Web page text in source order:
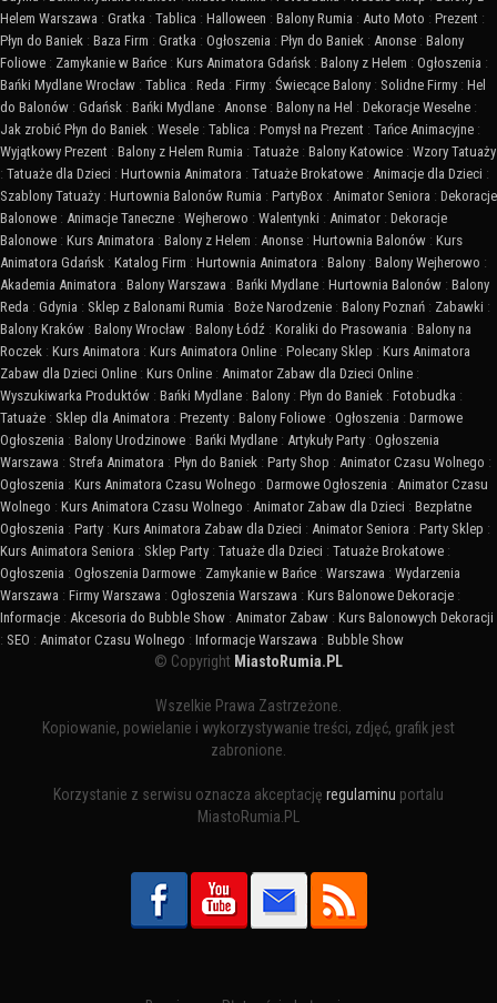
Helem Warszawa : Gratka : Tablica : Halloween : Balony Rumia : Auto Moto : Prezent :
Płyn do Baniek : Baza Firm : Gratka : Ogłoszenia : Płyn do Baniek : Anonse : Balony
Foliowe : Zamykanie w Bańce : Kurs Animatora Gdańsk : Balony z Helem : Ogłoszenia :
Bańki Mydlane Wrocław : Tablica : Reda : Firmy : Świecące Balony : Solidne Firmy : Hel
do Balonów : Gdańsk : Bańki Mydlane : Anonse : Balony na Hel : Dekoracje Weselne :
Jak zrobić Płyn do Baniek : Wesele : Tablica : Pomysł na Prezent : Tańce Animacyjne :
Wyjątkowy Prezent : Balony z Helem Rumia : Tatuaże : Balony Katowice : Wzory Tatuaży
: Tatuaże dla Dzieci : Hurtownia Animatora : Tatuaże Brokatowe : Animacje dla Dzieci :
Szablony Tatuaży : Hurtownia Balonów Rumia : PartyBox : Animator Seniora : Dekoracje
Balonowe : Animacje Taneczne : Wejherowo : Walentynki : Animator : Dekoracje
Balonowe : Kurs Animatora : Balony z Helem : Anonse : Hurtownia Balonów : Kurs
Animatora Gdańsk : Katalog Firm : Hurtownia Animatora : Balony : Balony Wejherowo :
Akademia Animatora : Balony Warszawa : Bańki Mydlane : Hurtownia Balonów : Balony
Reda : Gdynia : Sklep z Balonami Rumia : Boże Narodzenie : Balony Poznań : Zabawki :
Balony Kraków : Balony Wrocław : Balony Łódź : Koraliki do Prasowania : Balony na
Roczek : Kurs Animatora : Kurs Animatora Online : Polecany Sklep : Kurs Animatora
Zabaw dla Dzieci Online : Kurs Online : Animator Zabaw dla Dzieci Online :
Wyszukiwarka Produktów : Bańki Mydlane : Balony : Płyn do Baniek : Fotobudka :
Tatuaże : Sklep dla Animatora : Prezenty : Balony Foliowe : Ogłoszenia : Darmowe
Ogłoszenia : Balony Urodzinowe : Bańki Mydlane : Artykuły Party : Ogłoszenia
Warszawa : Strefa Animatora : Płyn do Baniek : Party Shop : Animator Czasu Wolnego :
Ogłoszenia : Kurs Animatora Czasu Wolnego : Darmowe Ogłoszenia : Animator Czasu
Wolnego : Kurs Animatora Czasu Wolnego : Animator Zabaw dla Dzieci : Bezpłatne
Ogłoszenia : Party : Kurs Animatora Zabaw dla Dzieci : Animator Seniora : Party Sklep :
Kurs Animatora Seniora : Sklep Party : Tatuaże dla Dzieci : Tatuaże Brokatowe :
Ogłoszenia : Ogłoszenia Darmowe : Zamykanie w Bańce : Warszawa : Wydarzenia
Warszawa : Firmy Warszawa : Ogłoszenia Warszawa : Kurs Balonowe Dekoracje :
Informacje : Akcesoria do Bubble Show : Animator Zabaw : Kurs Balonowych Dekoracji
: SEO : Animator Czasu Wolnego : Informacje Warszawa : Bubble Show
© Copyright MiastoRumia.PL
Wszelkie Prawa Zastrzeżone.
Kopiowanie, powielanie i wykorzystywanie treści, zdjęć, grafik jest
zabronione.
Korzystanie z serwisu oznacza akceptację regulaminu portalu
MiastoRumia.PL